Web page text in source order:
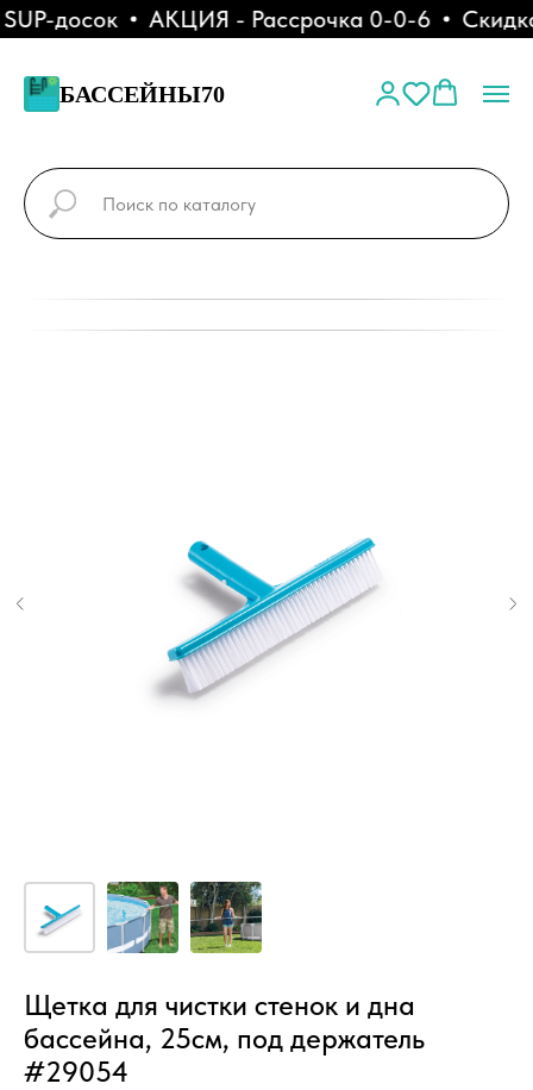
досок АКЦИЯ - Рассрочка 0-0-6 Скидка
БАССЕЙНЫ70
Щетка для чистки стенок и дна
бассейна, 25см, под держатель
#29054